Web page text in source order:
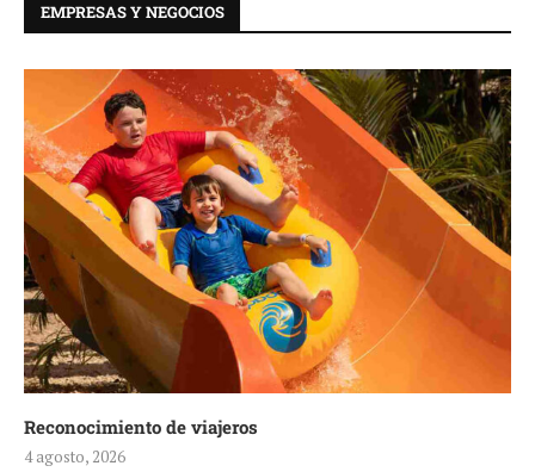
EMPRESAS Y NEGOCIOS
Reconocimiento de viajeros
4 agosto, 2026